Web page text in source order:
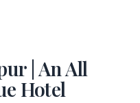
| An All
Hotel